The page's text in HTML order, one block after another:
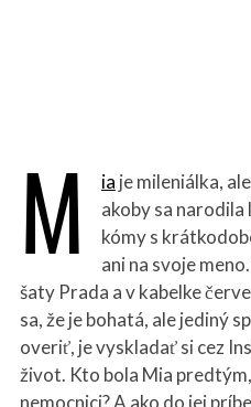
M ia je mileniálka,
akoby sa narodila
kómy s
ani na svoje
šaty Prada a v kabelke
sa, že je bohatá, ale jediný
overiť, je vyskladať si cez
život. Kto bola Mia
nemocnici? A ako do jej
: